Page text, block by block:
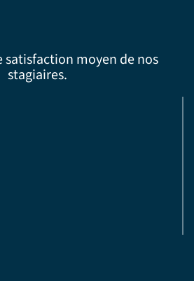
satisfaction moyen de nos
stagiaires.